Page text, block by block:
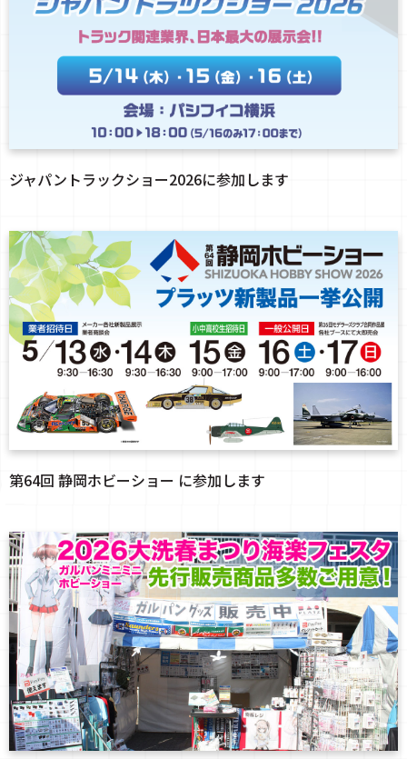
ジャパントラックショー2026に参加します
第64回 静岡ホビーショー に参加します